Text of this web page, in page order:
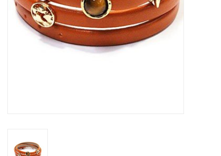
Charmin*s
Ohlala Jewels
Blog